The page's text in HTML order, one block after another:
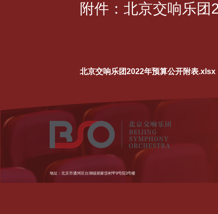
附件：北京交响乐
北京交响乐团2022年预算公开附表.xlsx
地址：北京市通州区台湖镇胡家垈村甲9号院3号楼